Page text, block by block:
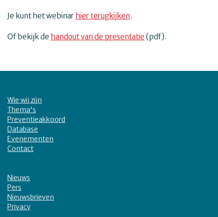
Je kunt het webinar hier terugkijken.
Of bekijk de handout van de presentatie (pdf).
Wie wij zijn
Thema's
Preventieakkoord
Database
Evenementen
Contact
Nieuws
Pers
Nieuwsbrieven
Privacy